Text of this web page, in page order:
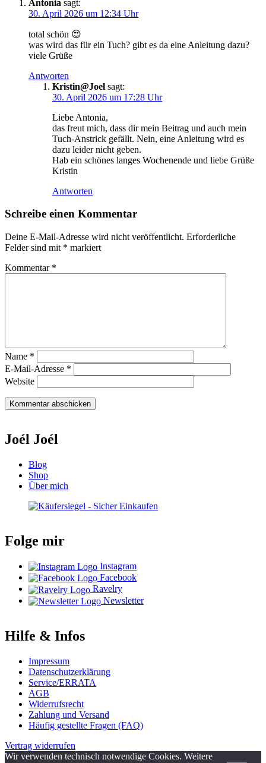
Antonia sagt:
30. April 2026 um 12:34 Uhr
total schön 😍
was wird das für ein Tuch? gibt es da eine Anleitung dazu?
viele Grüße
Antworten
Kristin@Joel sagt:
30. April 2026 um 17:28 Uhr
Liebe Antonia,
das freut mich, dass dir mein Beitrag und auch mein
Tuch-Anstrick gefällt. Nein, eine Anleitung wird es
dazu leider nicht geben.
Hab ein schönes langes Wochenende und liebe Grüße
Kristin
Antworten
Schreibe einen Kommentar
Deine E-Mail-Adresse wird nicht veröffentlicht. Erforderliche
Felder sind mit * markiert
Kommentar *
Name *
E-Mail-Adresse *
Website
Joél Joél
Blog
Shop
Über mich
Folge mir
Instagram
Facebook
Ravelry
Newsletter
Hilfe & Infos
Impressum
Datenschutzerklärung
Service/ERRATA
AGB
Widerrufsrecht
Zahlung und Versand
Häufig gestellte Fragen (FAQ)
Vertrag widerrufen
Wir verwenden technisch notwendige Cookies. Weitere